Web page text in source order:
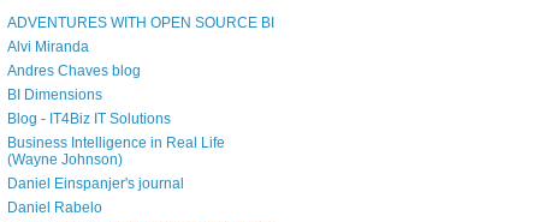
ADVENTURES WITH OPEN SOURCE BI
Alvi Miranda
Andres Chaves blog
BI Dimensions
Blog - IT4Biz IT Solutions
Business Intelligence in Real Life
(Wayne Johnson)
Daniel Einspanjer's journal
Daniel Rabelo